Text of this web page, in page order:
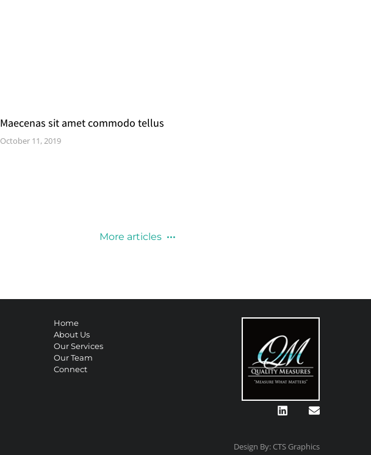
Maecenas sit amet commodo tellus
October 11, 2019
More articles
Home
About Us
Our Services
Our Team
Connect
Design By: CTS Graphics